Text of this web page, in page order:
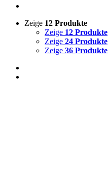
Zeige 12 Produkte
Zeige 12 Produkte
Zeige 24 Produkte
Zeige 36 Produkte